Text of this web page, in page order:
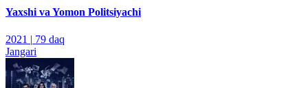
Yaxshi va Yomon Politsiyachi
2021 | 79 daq
Jangari